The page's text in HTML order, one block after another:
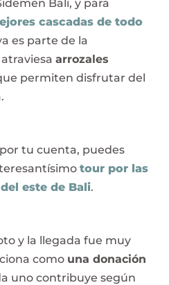
Bali, y para
cascadas de todo
es parte de la
arrozales
permiten disfrutar del
tu cuenta, puedes
tour por las
este de Bali.
y la llegada fue muy
como una donación
uno contribuye según